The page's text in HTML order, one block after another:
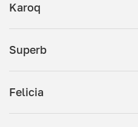
Karoq
Superb
Felicia